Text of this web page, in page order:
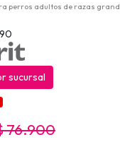
perros adultos de razas
sucursal
76.900